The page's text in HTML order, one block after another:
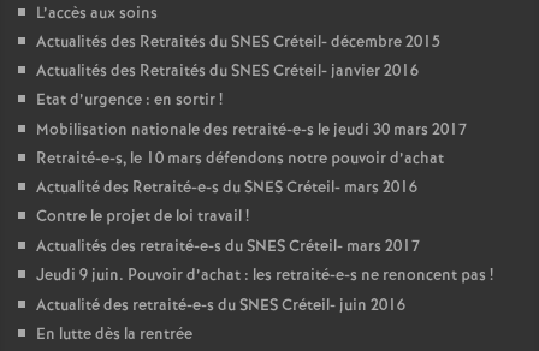
L’accès aux soins
Actualités des Retraités duSNESCréteil- décembre 2015
Actualités des Retraités duSNESCréteil- janvier 2016
Etat d’urgence : en sortir!
Mobilisation nationale des retraité-e-s le jeudi 30 mars 2017
Retraité-e-s, le 10 mars défendons notre pouvoir d’achat
Actualité des Retraité-e-s duSNESCréteil- mars 2016
Contre le projet de loi travail!
Actualités des retraité-e-s duSNESCréteil- mars 2017
Jeudi 9 juin. Pouvoir d’achat : les retraité-e-s ne renoncent pas !
Actualité des retraité-e-s duSNESCréteil- juin 2016
En lutte dès la rentrée